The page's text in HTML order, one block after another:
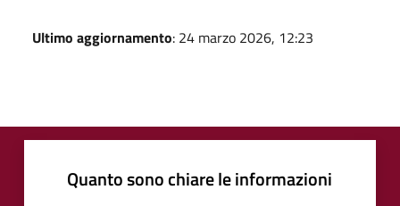
Ultimo aggiornamento: 24 marzo 2026, 12:23
Quanto sono chiare le informazioni